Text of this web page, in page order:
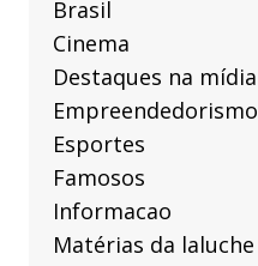
Brasil
Cinema
Destaques na mídia
Empreendedorismo
Esportes
Famosos
Informacao
Matérias da laluche